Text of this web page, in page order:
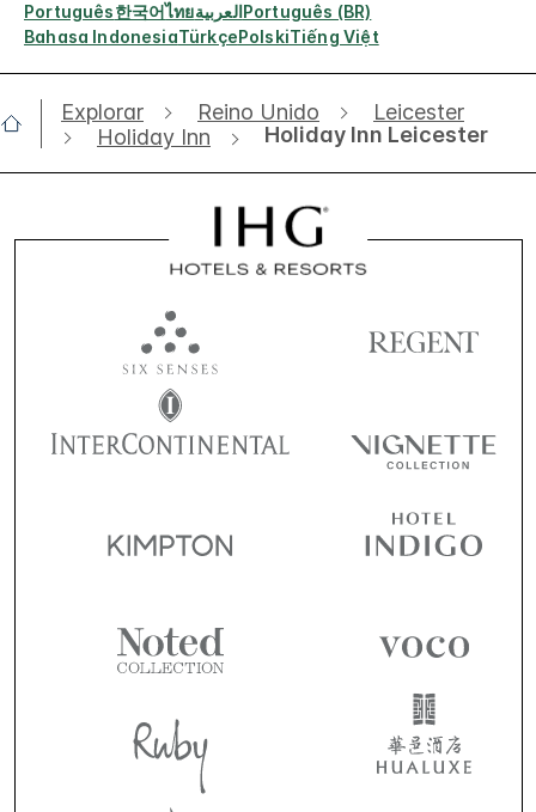
Português한국어ไทยالعربيةPortuguês (BR)
Bahasa IndonesiaTürkçePolskiTiếng Việt
Explorar Reino Unido
Leicester
Holiday Inn
Holiday Inn Leicester